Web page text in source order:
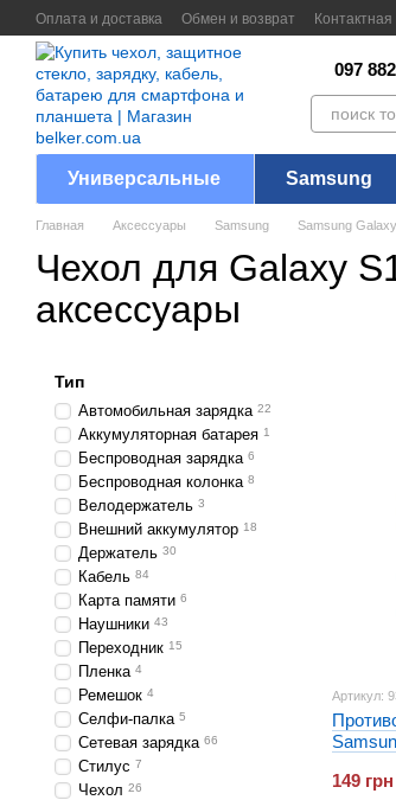
Перейти к основному контенту
Оплата и доставка Обмен и возврат
097
Универсальные Samsung
Главная Аксессуары Samsung Samsung
Чехол для Galaxy
аксессуары
Артикул:
149 грн
Тип
Автомобильная зарядка 22
Аккумуляторная батарея 1
Беспроводная зарядка 6
Беспроводная колонка 8
Велодержатель 3
Внешний аккумулятор 18
Держатель 30
Кабель 84
Карта памяти 6
Наушники 43
Переходник 15
Пленка 4
Ремешок 4
Селфи-палка 5
Сетевая зарядка 66
Стилус 7
Чехол 26